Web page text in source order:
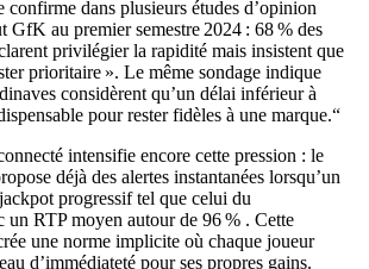
confirme dans plusieurs études d’opinion
GfK au premier semestre 2024 : 68 % des
privilégier la rapidité mais insistent que
prioritaire ». Le même sondage indique
considèrent qu’un délai inférieur à
pour rester fidèles à une marque.“
intensifie encore cette pression : le
déjà des alertes instantanées lorsqu’un
progressif tel que celui du
un RTP moyen autour de 96 % . Cette
une norme implicite où chaque joueur
d’immédiateté pour ses propres gains.